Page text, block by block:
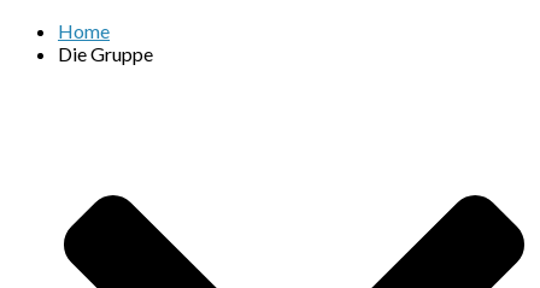
Home
Die Gruppe